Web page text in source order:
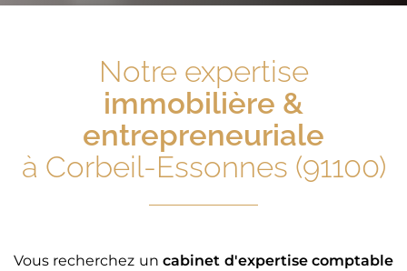
Notre expertise
immobilière &
entrepreneuriale
à Corbeil-Essonnes (91100)
Vous recherchez uncabinet d'expertise comptable